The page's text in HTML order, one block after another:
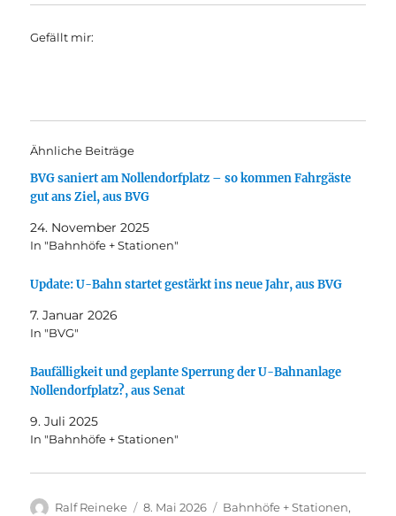
Gefällt mir:
Ähnliche Beiträge
BVG saniert am Nollendorfplatz – so kommen Fahrgäste
gut ans Ziel, aus BVG
24. November 2025
In "Bahnhöfe + Stationen"
Update: U-Bahn startet gestärkt ins neue Jahr, aus BVG
7. Januar 2026
In "BVG"
Baufälligkeit und geplante Sperrung der U-Bahnanlage
Nollendorfplatz?, aus Senat
9. Juli 2025
In "Bahnhöfe + Stationen"
Autor
Ralf Reineke
Veröffentlicht
8. Mai 2026 Kategorien
Bahnhöfe + Stationen,